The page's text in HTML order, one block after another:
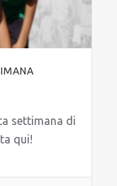
settimana di
qui!